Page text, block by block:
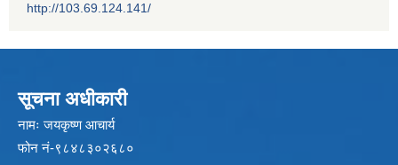
http://103.69.124.141/
सूचना अधीकारी
नामः जयकृष्ण आचार्य
फोन नं-९८४८३०२६८०